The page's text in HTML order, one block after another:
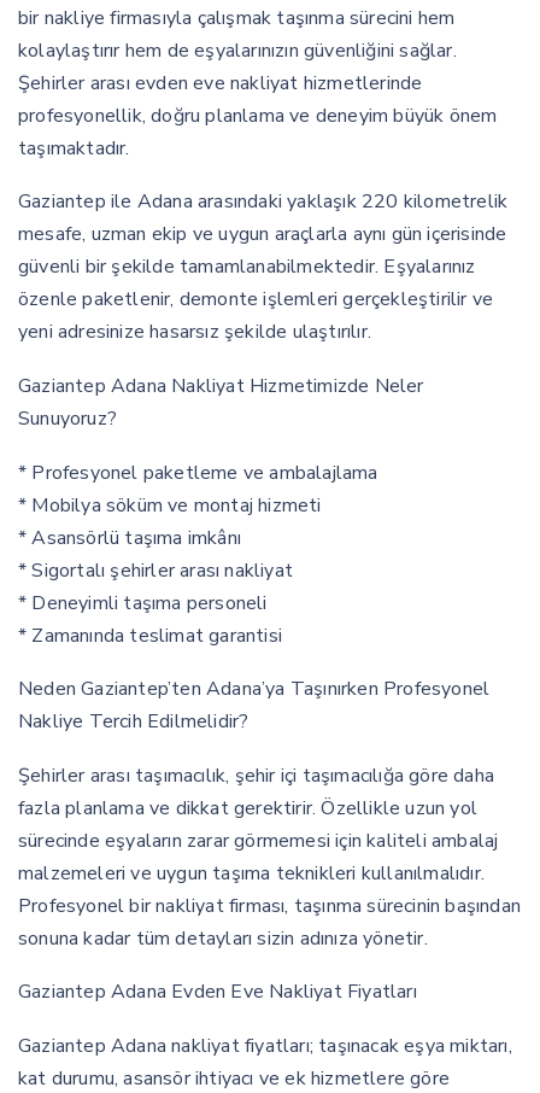
bir nakliye firmasıyla çalışmak taşınma sürecini hem
kolaylaştırır hem de eşyalarınızın güvenliğini sağlar.
Şehirler arası evden eve nakliyat hizmetlerinde
profesyonellik, doğru planlama ve deneyim büyük önem
taşımaktadır.
Gaziantep ile Adana arasındaki yaklaşık 220 kilometrelik
mesafe, uzman ekip ve uygun araçlarla aynı gün içerisinde
güvenli bir şekilde tamamlanabilmektedir. Eşyalarınız
özenle paketlenir, demonte işlemleri gerçekleştirilir ve
yeni adresinize hasarsız şekilde ulaştırılır.
Gaziantep Adana Nakliyat Hizmetimizde Neler
Sunuyoruz?
* Profesyonel paketleme ve ambalajlama
* Mobilya söküm ve montaj hizmeti
* Asansörlü taşıma imkânı
* Sigortalı şehirler arası nakliyat
* Deneyimli taşıma personeli
* Zamanında teslimat garantisi
Neden Gaziantep’ten Adana’ya Taşınırken Profesyonel
Nakliye Tercih Edilmelidir?
Şehirler arası taşımacılık, şehir içi taşımacılığa göre daha
fazla planlama ve dikkat gerektirir. Özellikle uzun yol
sürecinde eşyaların zarar görmemesi için kaliteli ambalaj
malzemeleri ve uygun taşıma teknikleri kullanılmalıdır.
Profesyonel bir nakliyat firması, taşınma sürecinin başından
sonuna kadar tüm detayları sizin adınıza yönetir.
Gaziantep Adana Evden Eve Nakliyat Fiyatları
Gaziantep Adana nakliyat fiyatları; taşınacak eşya miktarı,
kat durumu, asansör ihtiyacı ve ek hizmetlere göre